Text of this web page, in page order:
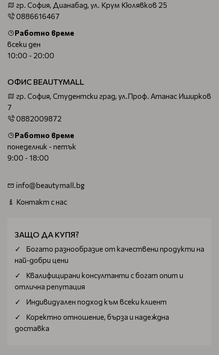
гр. София, Дианабад, ул. Крум Кюлявков 25
0886616467
Работно време
всеки ден
10:00 - 20:00
ОФИС BEAUTYMALL
гр. София, Студентски град, ул.Проф. Атанас Иширков
7
0882009872
Работно време
понеделник - петък
9:00 - 18:00
info@beautymall.bg
Контакт с нас
ЗАЩО ДА КУПЯ?
Богатo разнообразие от качествени продукти на
най-добри цени
Квалифицирани консултанти с богат опит и
отлична репутация
Индивидуален подход към всеки клиент
Коректно отношение, бърза и надеждна
доставка